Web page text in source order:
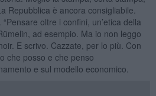
Repubblica è ancora consigliabile.
oltre i confini, un’etica della
ad esempio. Ma io non leggo
E scrivo. Cazzate, per lo più. Con
che posso e che penso
e sul modello economico.